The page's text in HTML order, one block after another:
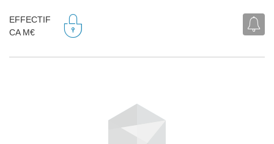
EFFECTIF
CA M€